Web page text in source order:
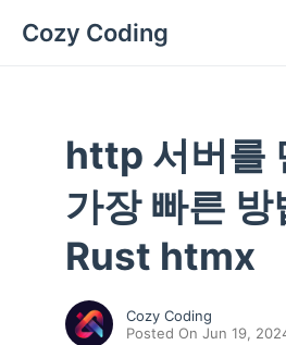
Cozy Coding
http 서버를
가장 빠른
Rust htmx
Cozy Coding
Posted On Jun 19,